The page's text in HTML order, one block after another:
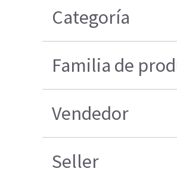
Categoría
Familia de
Vendedor
Seller